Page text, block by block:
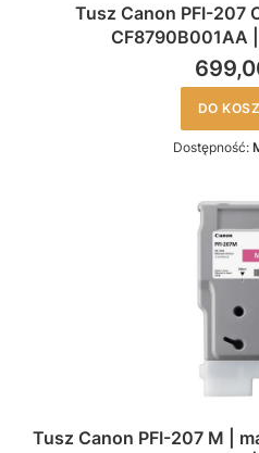
Tusz Canon PFI-207
CF8790B001AA
DO
Dostępność:
Tusz Canon PFI-207 M |